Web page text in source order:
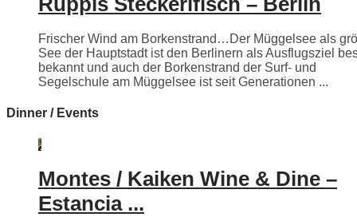
Frischer Wind am Borkenstrand…Der Müggelsee als
See der Hauptstadt ist den Berlinern als Ausflugsziel
bekannt und auch der Borkenstrand der Surf- und
Segelschule am Müggelsee ist seit Generationen ...
Dinner / Events
Montes / Kaiken Wine & Dine –
Estancia ...